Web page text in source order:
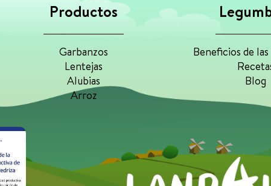
Productos
Garbanzos
Lentejas
Alubias
Arroz
Beneficios de
Blog